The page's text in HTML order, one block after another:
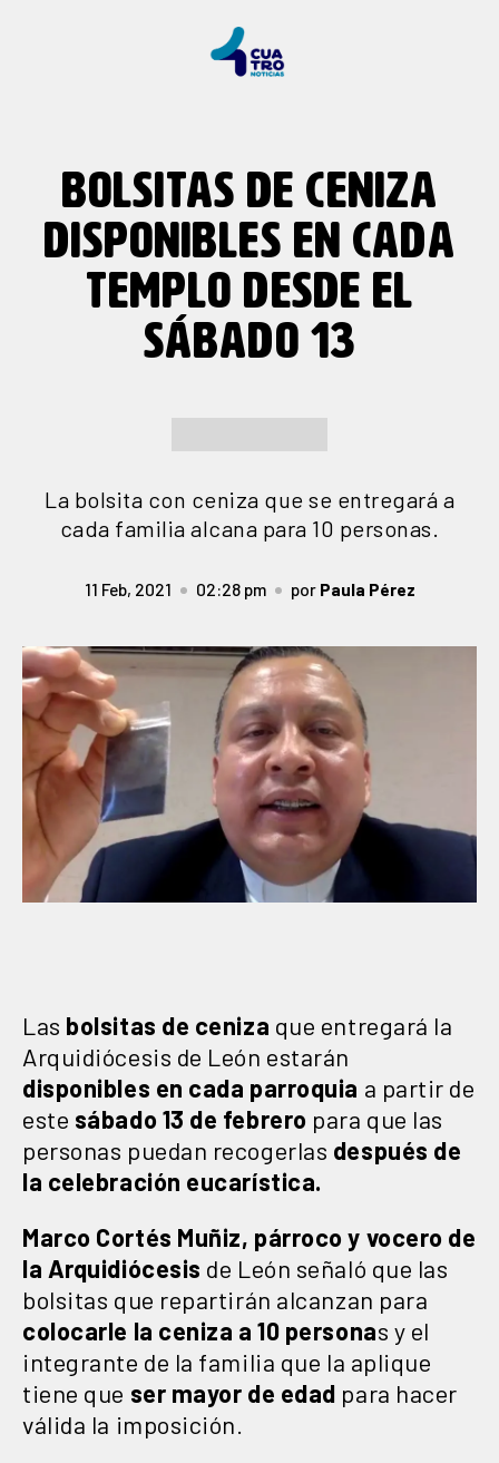
BOLSITAS DE CENIZA
DISPONIBLES EN CADA
TEMPLO DESDE EL
SÁBADO 13
La bolsita con ceniza que se entregará a
cada familia alcana para 10 personas.
11 Feb, 2021 02:28 pm por Paula Pérez
Las bolsitas de ceniza que entregará la
Arquidiócesis de León estarán
disponibles en cada parroquia a partir de
este sábado 13 de febrero para que las
personas puedan recogerlas después de
la celebración eucarística.
Marco Cortés Muñiz, párroco y vocero de
la Arquidiócesis de León señaló que las
bolsitas que repartirán alcanzan para
colocarle la ceniza a 10 personas y el
integrante de la familia que la aplique
tiene que ser mayor de edad para hacer
válida la imposición.